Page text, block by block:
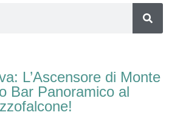
L’Ascensore di Monte
Bar Panoramico al